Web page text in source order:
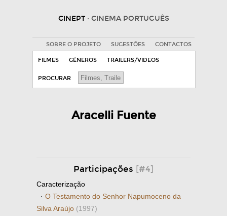
CINEPT · CINEMA PORTUGUÊS
SOBRE O PROJETO SUGESTÕES CONTACTOS
FILMES GÉNEROS TRAILERS/VIDEOS
PROCURAR
Aracelli Fuente
Participações [#4]
Caracterização
· O Testamento do Senhor Napumoceno da
Silva Araújo (1997)